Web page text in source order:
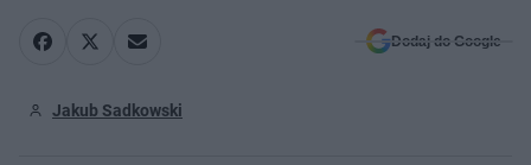
Dodaj do Google
Jakub Sadkowski